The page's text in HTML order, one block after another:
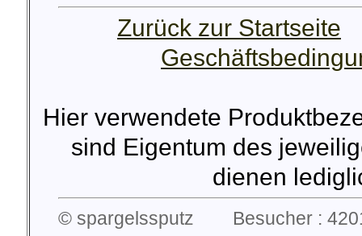
Zurück zur Startseite
Hier verwendete
sind Eigentum des
dienen
© spargelssputz Besucher :